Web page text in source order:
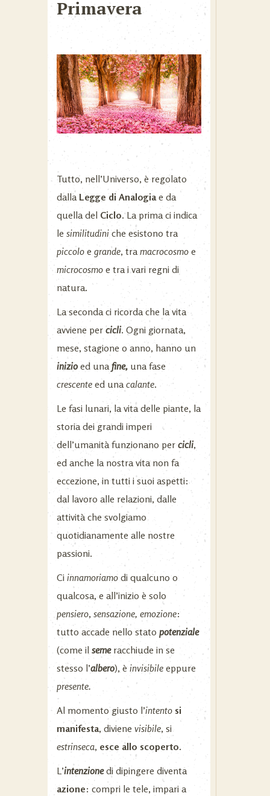
Primavera
Tutto, nell’Universo, è regolato
dallaLegge di Analogiae da
quella del Ciclo. La prima ci indica
le similitudini che esistono tra
piccolo e grande, tramacrocosmo e
microcosmo e tra i vari regni di
natura.
La seconda ci ricorda che la vita
avviene per cicli. Ogni giornata,
mese, stagione o anno, hanno un
inizio ed unafine, una fase
crescente ed unacalante.
Le fasi lunari, la vita delle piante, la
storia dei grandi imperi
dell’umanità funzionano percicli,
ed anche la nostra vita non fa
eccezione, in tutti i suoi aspetti:
dal lavoro alle relazioni, dalle
attività che svolgiamo
quotidianamente alle nostre
passioni.
Ci innamoriamo di qualcuno o
qualcosa, e all’inizio è solo
pensiero, sensazione, emozione:
tutto accade nello stato potenziale
(come il semeracchiude in se
stesso l’albero), è invisibile eppure
presente.
Al momento giusto l’intento si
manifesta, diviene visibile, si
estrinseca, esce allo scoperto.
L’intenzionedi dipingere diventa
azione: compri le tele, impari a